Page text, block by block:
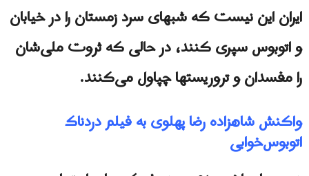
ایران این نیست که شبهای سرد زمستان را در خیابان
و اتوبوس سپری کنند، در حالی که ثروت ملی‌شان
را مفسدان و تروریستها چپاول می‌کنند.
واکنش شاهزاده رضا پهلوی به فیلم دردناک
اتوبوس‌خوابی